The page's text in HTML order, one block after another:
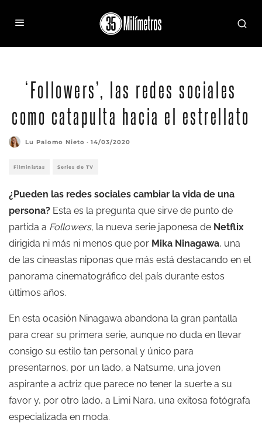
‘Followers’, las redes sociales
como catapulta hacia el estrellato
Lu Palomo Nieto · 14/03/2020
Filministas Series de TV
¿Pueden las redes sociales cambiar la vida de una
persona? Esta es la pregunta que sirve de punto de
partida a Followers, la nueva serie japonesa de Netflix
dirigida ni más ni menos que por Mika Ninagawa, una
de las cineastas niponas que más está destacando en el
panorama cinematográfico del país durante estos
últimos años.
En esta ocasión Ninagawa abandona la gran pantalla
para crear su primera serie, aunque no duda en llevar
consigo su estilo tan personal y único para
presentarnos, por un lado, a Natsume, una joven
aspirante a actriz que parece no tener la suerte a su
favor y, por otro lado, a Limi Nara, una exitosa fotógrafa
especializada en moda.